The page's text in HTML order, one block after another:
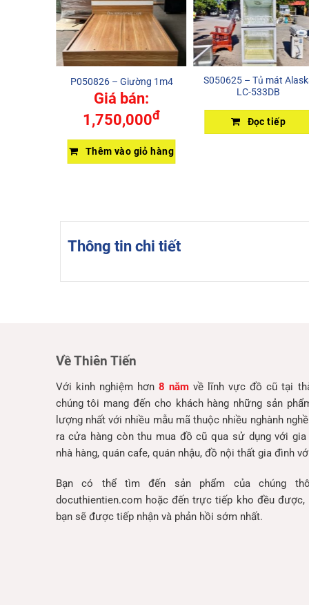
P050826 – Giường 1m4
Giá bán:
1,750,000đ
Thêm vào giỏ hàng
S050625 – Tủ mát
LC-533DB
Đọc tiếp
Thông tin chi tiết
Về Thiên Tiến
Với kinh nghiệm hơn 8 nămvề lĩnh vực đồ cũ tại
chúng tôi mang đến cho khách hàng những sản
lượng nhất với nhiều mẫu mã thuộc nhiều nghành
ra cửa hàng còn thu mua đồ cũ qua sử dụng với gia
nhà hàng, quán cafe, quán nhậu, đồ nội thất gia đình
Bạn có thể tìm đến sản phẩm của chúng
docuthientien.com hoặc đến trực tiếp kho đều
bạn sẽ được tiếp nhận và phản hồi sớm nhất.